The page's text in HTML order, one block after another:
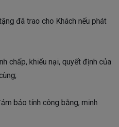
đã trao cho Khách nếu phát
chấp, khiếu nại, quyết định của
bảo tính công bằng, minh